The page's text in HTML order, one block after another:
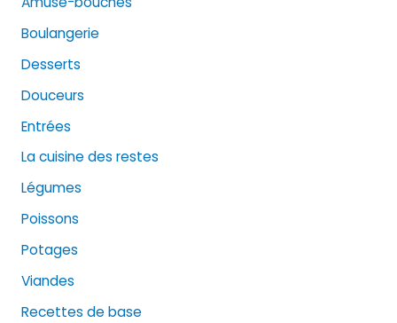
Boulangerie
Desserts
Douceurs
Entrées
La cuisine des restes
Légumes
Poissons
Potages
Viandes
Recettes de base